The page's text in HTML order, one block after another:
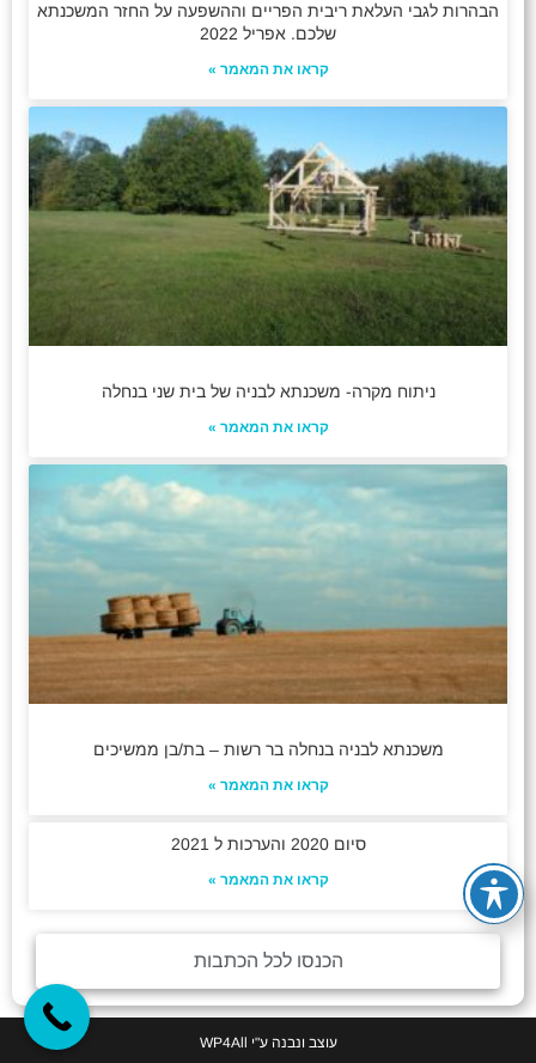
הבהרות לגבי העלאת ריבית הפריים וההשפעה על החזר המשכנתא
שלכם. אפריל 2022
קראו את המאמר »
ניתוח מקרה- משכנתא לבניה של בית שני בנחלה
קראו את המאמר »
משכנתא לבניה בנחלה בר רשות – בת/בן ממשיכים
קראו את המאמר »
סיום 2020 והערכות ל 2021
קראו את המאמר »
הכנסו לכל הכתבות
עוצב ונבנה ע"י WP4All